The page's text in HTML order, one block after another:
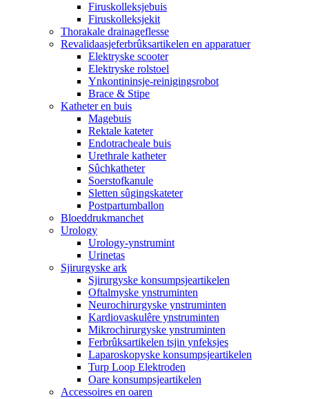
Firuskolleksjebuis
Firuskolleksjekit
Thorakale drainageflesse
Revalidaasjeferbrûksartikelen en apparatuer
Elektryske scooter
Elektryske rolstoel
Ynkontininsje-reinigingsrobot
Brace & Stipe
Katheter en buis
Magebuis
Rektale kateter
Endotracheale buis
Urethrale katheter
Sûchkatheter
Soerstofkanule
Sletten sûgingskateter
Postpartumballon
Bloeddrukmanchet
Urology
Urology-ynstrumint
Urinetas
Sjirurgyske ark
Sjirurgyske konsumpsjeartikelen
Oftalmyske ynstruminten
Neurochirurgyske ynstruminten
Kardiovaskulêre ynstruminten
Mikrochirurgyske ynstruminten
Ferbrûksartikelen tsjin ynfeksjes
Laparoskopyske konsumpsjeartikelen
Turp Loop Elektroden
Oare konsumpsjeartikelen
Accessoires en oaren